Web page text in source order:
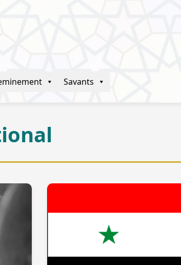
Savants